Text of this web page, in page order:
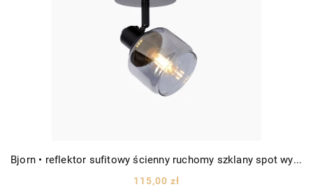
Bjorn • reflektor sufitowy ścienny ruchomy szklany spot wys. 15cm czarny/szkło dymione
115,00 zł